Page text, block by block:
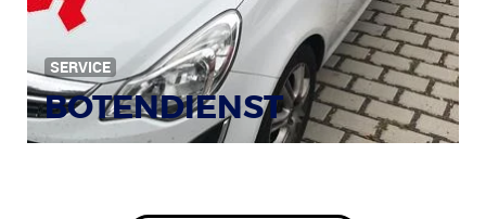
SERVICE
BOTENDIENST